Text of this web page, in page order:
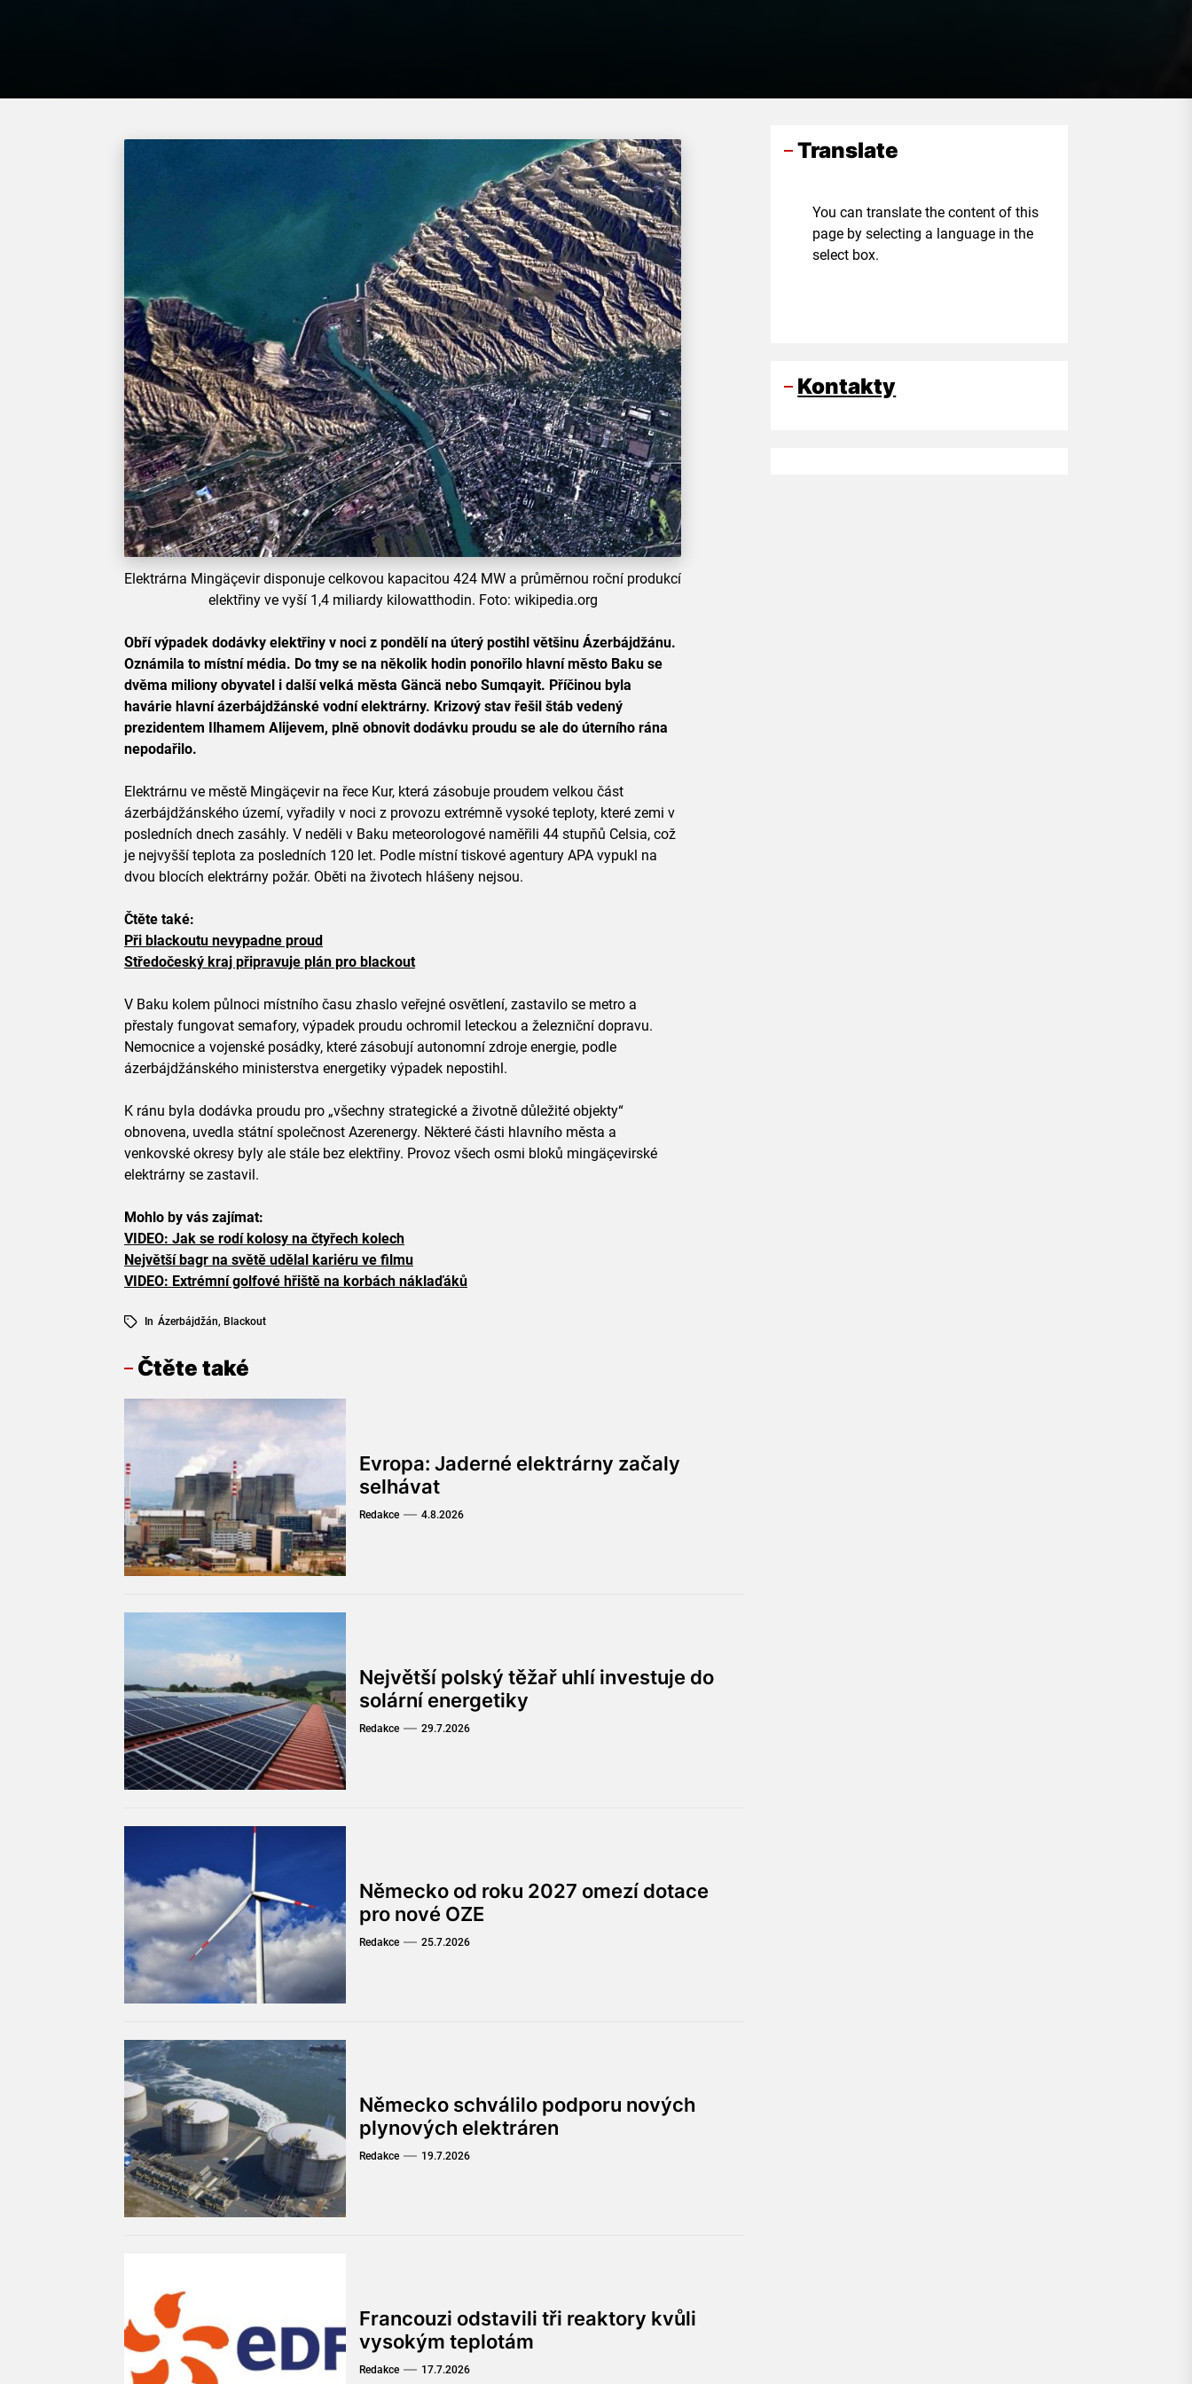
Elektrárna Mingäçevir disponuje celkovou kapacitou 424 MW a průměrnou roční produkcí
elektřiny ve vyší 1,4 miliardy kilowatthodin. Foto: wikipedia.org
Obří výpadek dodávky elektřiny v noci z pondělí na úterý postihl většinu Ázerbájdžánu.
Oznámila to místní média. Do tmy se na několik hodin ponořilo hlavní město Baku se
dvěma miliony obyvatel i další velká města Gäncä nebo Sumqayit. Příčinou byla
havárie hlavní ázerbájdžánské vodní elektrárny. Krizový stav řešil štáb vedený
prezidentem Ilhamem Alijevem, plně obnovit dodávku proudu se ale do úterního rána
nepodařilo.
Elektrárnu ve městě Mingäçevir na řece Kur, která zásobuje proudem velkou část
ázerbájdžánského území, vyřadily v noci z provozu extrémně vysoké teploty, které zemi v
posledních dnech zasáhly. V neděli v Baku meteorologové naměřili 44 stupňů Celsia, což
je nejvyšší teplota za posledních 120 let. Podle místní tiskové agentury APA vypukl na
dvou blocích elektrárny požár. Oběti na životech hlášeny nejsou.
Čtěte také:
Při blackoutu nevypadne proud
Středočeský kraj připravuje plán pro blackout
V Baku kolem půlnoci místního času zhaslo veřejné osvětlení, zastavilo se metro a
přestaly fungovat semafory, výpadek proudu ochromil leteckou a železniční dopravu.
Nemocnice a vojenské posádky, které zásobují autonomní zdroje energie, podle
ázerbájdžánského ministerstva energetiky výpadek nepostihl.
K ránu byla dodávka proudu pro „všechny strategické a životně důležité objekty“
obnovena, uvedla státní společnost Azerenergy. Některé části hlavního města a
venkovské okresy byly ale stále bez elektřiny. Provoz všech osmi bloků mingäçevirské
elektrárny se zastavil.
Mohlo by vás zajímat:
VIDEO: Jak se rodí kolosy na čtyřech kolech
Největší bagr na světě udělal kariéru ve filmu
VIDEO: Extrémní golfové hřiště na korbách náklaďáků
In Ázerbájdžán, Blackout
Čtěte také
Evropa: Jaderné elektrárny začaly
selhávat
Redakce 4.8.2026
Největší polský těžař uhlí investuje do
solární energetiky
Redakce 29.7.2026
Německo od roku 2027 omezí dotace
pro nové OZE
Redakce 25.7.2026
Německo schválilo podporu nových
plynových elektráren
Redakce 19.7.2026
Francouzi odstavili tři reaktory kvůli
vysokým teplotám
Redakce 17.7.2026
Translate
You can translate the content of this
page by selecting a language in the
select box.
Kontakty